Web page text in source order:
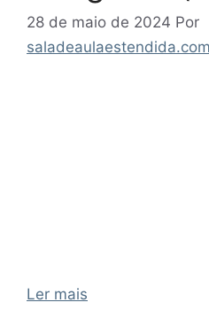
28 de maio de 2024 Por
Ler mais